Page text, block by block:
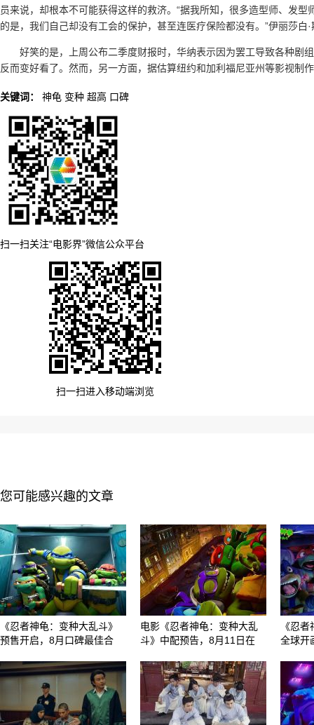
员来说，却根本不可能获得这样的救济。“据我所知，很多造型师、发
的是，我们自己却没有工会的保护，甚至连医疗保险都没有。”伊丽莎白
好笑的是，上周公布二季度财报时，华纳表示因为罢工导致各种剧
反而变好看了。然而，另一方面，据估算纽约和加利福尼亚州等影视制
关键词： 神龟 变种 超高 口碑
扫一扫关注“电影界”微信公众平台
扫一扫进入移动端浏览
您可能感兴趣的文章
《忍者神龟：变种大乱斗》
预售开启，8月口碑最佳合
电影《忍者神龟：变种大乱
斗》中配预告，8月11日在
《忍
全球开